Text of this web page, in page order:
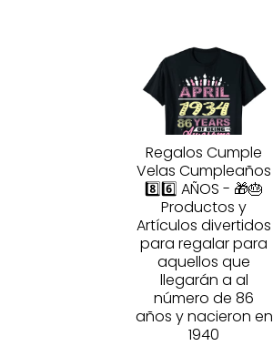
Regalos Cumple
Velas Cumpleaños
8️⃣6️⃣ AÑOS - 🎁🎂
Productos y
Artículos divertidos
para regalar para
aquellos que
llegarán a al
número de 86
años y nacieron en
1940